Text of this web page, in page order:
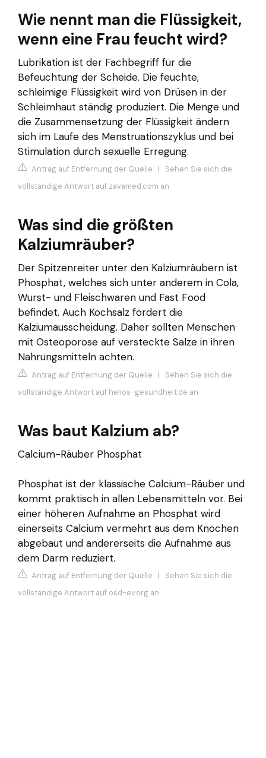
Wie nennt man die Flüssigkeit,
wenn eine Frau feucht wird?
Lubrikation ist der Fachbegriff für die
Befeuchtung der Scheide. Die feuchte,
schleimige Flüssigkeit wird von Drüsen in der
Schleimhaut ständig produziert. Die Menge und
die Zusammensetzung der Flüssigkeit ändern
sich im Laufe des Menstruationszyklus und bei
Stimulation durch sexuelle Erregung.
Antrag auf Entfernung der Quelle | Sehen Sie sich die
vollständige Antwort auf zavamed.com an
Was sind die größten
Kalziumräuber?
Der Spitzenreiter unter den Kalziumräubern ist
Phosphat, welches sich unter anderem in Cola,
Wurst- und Fleischwaren und Fast Food
befindet. Auch Kochsalz fördert die
Kalziumausscheidung. Daher sollten Menschen
mit Osteoporose auf versteckte Salze in ihren
Nahrungsmitteln achten.
Antrag auf Entfernung der Quelle | Sehen Sie sich die
vollständige Antwort auf helios-gesundheit.de an
Was baut Kalzium ab?
Calcium-Räuber Phosphat
Phosphat ist der klassische Calcium-Räuber und
kommt praktisch in allen Lebensmitteln vor. Bei
einer höheren Aufnahme an Phosphat wird
einerseits Calcium vermehrt aus dem Knochen
abgebaut und andererseits die Aufnahme aus
dem Darm reduziert.
Antrag auf Entfernung der Quelle | Sehen Sie sich die
vollständige Antwort auf osd-ev.org an